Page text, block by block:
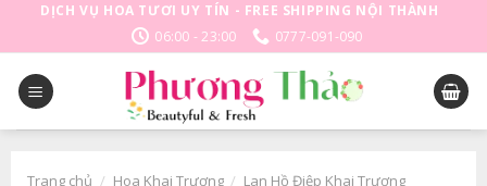
DỊCH VỤ HOA TƯƠI UY TÍN - FREE SHIPPING NỘI THÀNH
06:00 - 23:00
0777-091-090
Trang chủ / Hoa Khai Trương / Lan Hồ Điệp Khai Trương